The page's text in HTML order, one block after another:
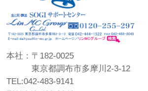
本社：〒182-0025
東京都調布市多摩川2-3-12
TEL:042-483-9141